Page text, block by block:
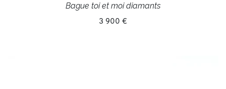
Bague toi et moi diamants
3 900 €